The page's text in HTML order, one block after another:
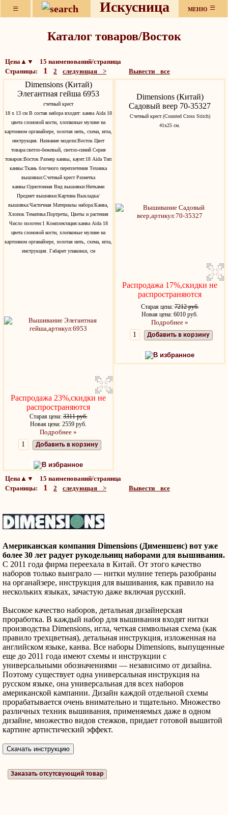
≡ Искусница МЕНЮ ≡
Каталог товаров/Восток
Цена▲▼ 15 наименований/страница
Страницы: 1 2 следующая > Вывести все
Dimensions (Китай)
Элегантная гейша 6953
счетный крест
18 x 13 cм В состав набора входит: канва Aida 18
цвета слоновой кости, хлопковые мулине на
картонном органайзере, золотая нить, схема, игла,
инструкция. Название модели:Восток Цвет
товара:светло-бежевый, светло-синий Серия
товаров:Восток Размер канвы, каунт:18 Aida Тип
канвы:Ткань блочного переплетения Техника
вышивки:Счетный крест Разметка
канвы:Однотонная Вид вышивки:Нитками
Предмет вышивки:Картина Выкладка/
вышивка:Частичная Материалы набора:Канва,
Хлопок Тематика:Портреты, Цветы и растения
Число полотен:1 Комплектация:канва Aida 18
цвета слоновой кости, хлопковые мулине на
картонном органайзере, золотая нить, схема, игла,
инструкция. Габарит упаковки, см
Распродажа 23%,скидки не
распространяются
Старая цена:3311 руб.
Новая цена: 2559 руб.
Подробнее »
Добавить в корзину
В избранное
Dimensions (Китай)
Садовый веер 70-35327
Счетный крест (Counted Cross Stitch)
41х25 см.
Распродажа 17%,скидки не
распространяются
Старая цена:7212 руб.
Новая цена: 6010 руб.
Подробнее »
Добавить в корзину
В избранное
Цена▲▼ 15 наименований/страница
Страницы: 1 2 следующая > Вывести все
Американская компания Dimensions (Дименшенс) вот уже
более 30 лет радует рукодельниц наборами для вышивания.
С 2011 года фирма переехала в Китай. От этого качество
наборов только выиграло — нитки мулине теперь разобраны
на органайзере, инструкция для вышивания, как правило на
нескольких языках, зачастую даже включая русский.
Высокое качество наборов, детальная дизайнерская
проработка. В каждый набор для вышивания входят нитки
производства Dimensions, игла, четкая символьная схема (как
правило трехцветная), детальная инструкция, изложенная на
английском языке, канва. Все наборы Dimensions, выпущенные
еще до 2011 года имеют схемы и инструкции с
универсальными обозначениями — независимо от дизайна.
Поэтому существует одна универсальная инструкция на
русском языке, она универсальная для всех наборов
американской кампании. Дизайн каждой отдельной схемы
прорабатывается очень внимательно и тщательно. Множество
различных техник вышивания, применяемых даже в одном
дизайне, множество видов стежков, придает готовой вышитой
картине артистический эффект.
Заказать отсутсвующий товар